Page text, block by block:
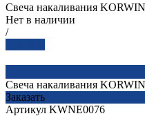
Свеча накаливания
Нет в наличии
/
Свеча накаливания
Заказать
Артикул KWNE0076